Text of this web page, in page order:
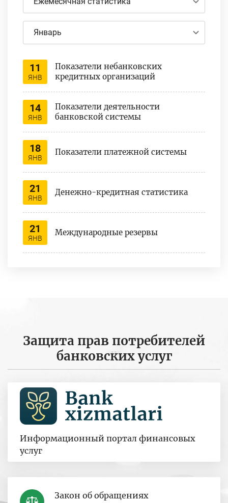
Январь
11
ЯНВ
Показатели небанковских
кредитных организаций
14
ЯНВ
Показатели деятельности
банковской системы
18
ЯНВ
Показатели платежной системы
21
ЯНВ
Денежно-кредитная статистика
21
ЯНВ
Международные резервы
Защита прав потребителей
банковских услуг
Информационный портал финансовых
услуг
Закон об обращениях